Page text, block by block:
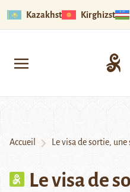
Kazakhstan Kirghizstan
Accueil Le visa de sortie,
Le visa de